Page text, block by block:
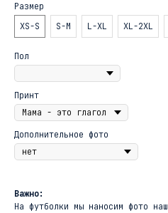
Размер
XS-S
S-M L-XL XL-2XL
Пол
Принт
Дополнительное фото
Важно:
На футболки мы наносим фото